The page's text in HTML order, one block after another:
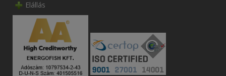
Elállás